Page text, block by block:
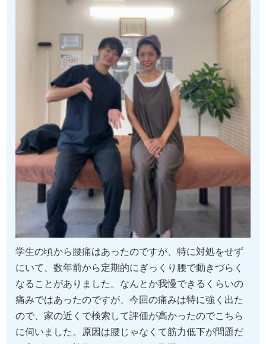
学生の頃から腰痛はあったのですが、特に対処をせず
にいて、数年前から定期的にぎっくり腰で動きづらく
なることがありました。なんとか我慢できるくらいの
痛みではあったのですが、今回の痛みは特に強く出た
ので、家の近くで検索して評価が高かったのでこちら
に伺いました。原因は腰じゃなくて筋力低下が問題だ
と言われて、施術とセルフケアを指導していただい
て、行っていくうちに痛みが改善していて、今では動
く時の恐怖感なく生活できています。学生時代からだ
ったので、半分諦めていたのですが、改善されて本当
に良かったです。ありがとうございます。
（I,H様40代女性）
※効果には個人差があります